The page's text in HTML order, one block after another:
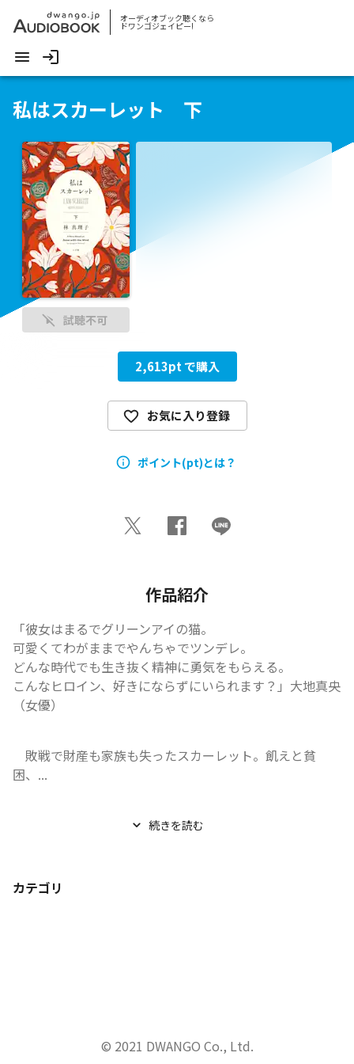
オーディオブック聴くなら
ドワンゴジェイピー!
私はスカーレット 下
試聴不可
2,613pt で購入
お気に入り登録
ポイント(pt)とは？
作品紹介
「彼女はまるでグリーンアイの猫。
可愛くてわがままでやんちゃでツンデレ。
どんな時代でも生き抜く精神に勇気をもらえる。
こんなヒロイン、好きにならずにいられます？」――大地真央
（女優）
敗戦で財産も家族も失ったスカーレット。飢えと貧
困、...
続きを読む
カテゴリ
© 2021 DWANGO Co., Ltd.